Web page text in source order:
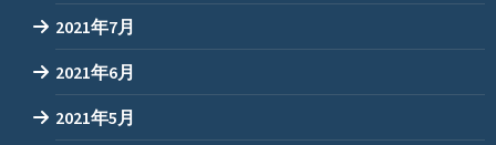
2021年7月
2021年6月
2021年5月